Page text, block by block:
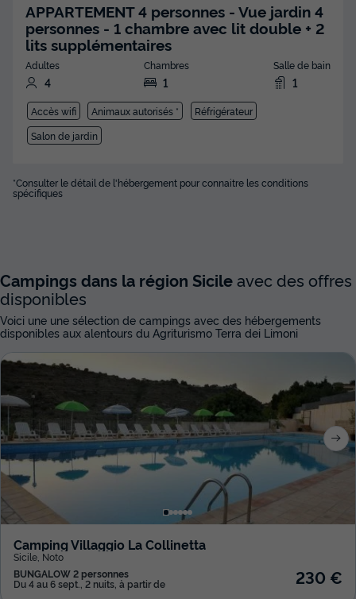
APPARTEMENT 4 personnes - Vue jardin 4
personnes - 1 chambre avec lit double + 2
lits supplémentaires
Adultes
4
Chambres
1
Salle de bain
1
Accès wifi Animaux autorisés *
Réfrigérateur
Salon de jardin
*Consulter le détail de l'hébergement pour connaitre les conditions
spécifiques
Campings dans la région Sicileavec des offres
disponibles
Voici une une sélection de campings avec des hébergements
disponibles aux alentours du Agriturismo Terra dei Limoni
Camping Villaggio La Collinetta
Sicile Noto
BUNGALOW 2 personnes
Du 4 au 6 sept., 2 nuits, à partir de 230 €